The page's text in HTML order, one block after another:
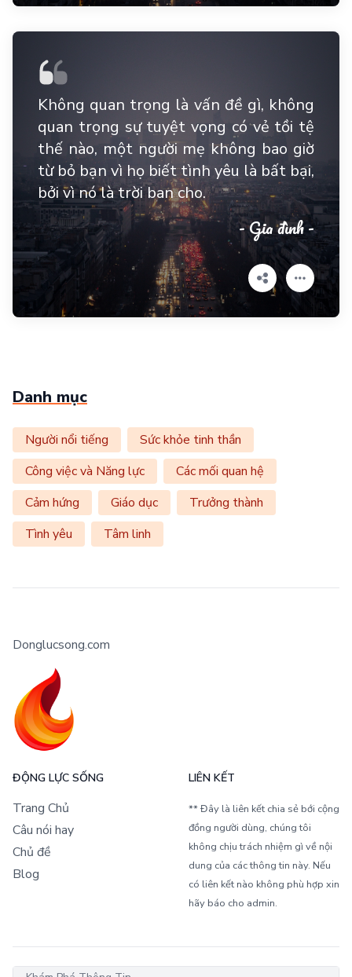
Không quan trọng là vấn đề gì, không
quan trọng sự tuyệt vọng có vẻ tồi tệ
thế nào, một người mẹ không bao giờ
từ bỏ bạn vì họ biết tình yêu là bất bại,
bởi vì nó là trời ban cho.
- Gia đình -
Danh mục
Người nổi tiếng
Sức khỏe tinh thần
Công việc và Năng lực
Các mối quan hệ
Cảm hứng
Giáo dục
Trưởng thành
Tình yêu
Tâm linh
Donglucsong.com
ĐỘNG LỰC SỐNG
Trang Chủ
Câu nói hay
Chủ đề
Blog
LIÊN KẾT
** Đây là liên kết chia sẻ bới cộng
đồng người dùng, chúng tôi
không chịu trách nhiệm gì về nội
dung của các thông tin này. Nếu
có liên kết nào không phù hợp xin
hãy báo cho admin.